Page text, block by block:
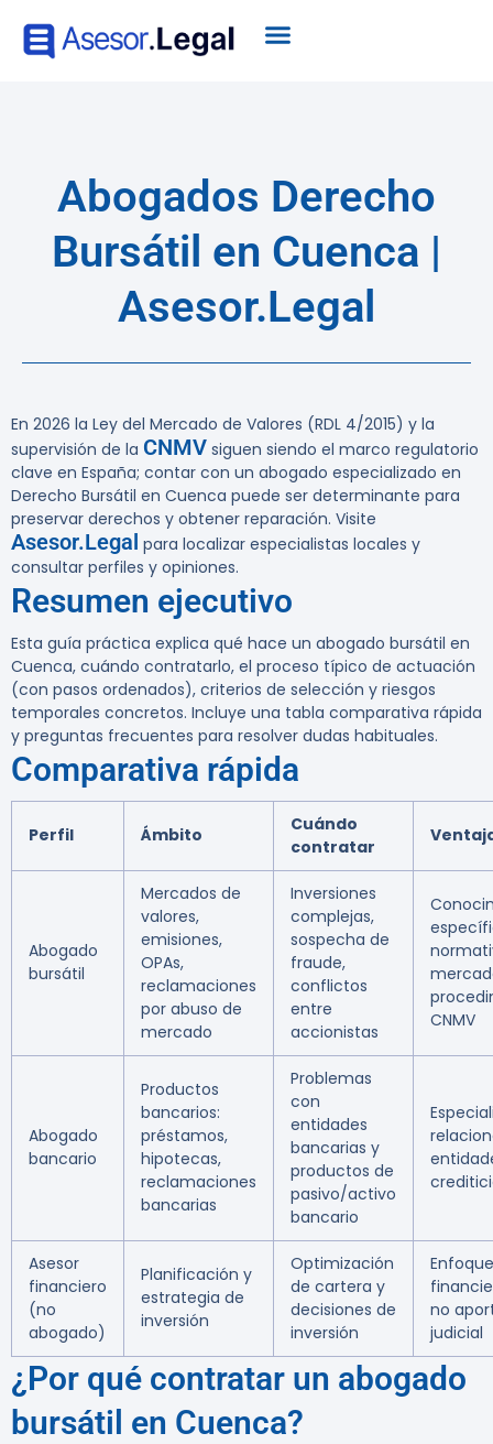
Abogados Derecho
Bursátil en Cuenca |
Asesor.Legal
En 2026 la Ley del Mercado de Valores (RDL 4/2015) y la
supervisión de la CNMV siguen siendo el marco regulatorio
clave en España; contar con un abogado especializado en
Derecho Bursátil en Cuenca puede ser determinante para
preservar derechos y obtener reparación. Visite
Asesor.Legal para localizar especialistas locales y
consultar perfiles y opiniones.
Resumen ejecutivo
Esta guía práctica explica qué hace un abogado bursátil en
Cuenca, cuándo contratarlo, el proceso típico de actuación
(con pasos ordenados), criterios de selección y riesgos
temporales concretos. Incluye una tabla comparativa rápida
y preguntas frecuentes para resolver dudas habituales.
Comparativa rápida
Perfil Ámbito
Cuándo
contratar
Abogado
bursátil
Mercados de
valores,
emisiones,
OPAs,
reclamaciones
por abuso de
mercado
Inversiones
complejas,
sospecha de
fraude,
conflictos
entre
accionistas
CNMV
Abogado
bancario
Productos
bancarios:
préstamos,
hipotecas,
reclamaciones
bancarias
Problemas
con
entidades
bancarias y
productos de
pasivo/activo
bancario
Asesor
financiero
(no
abogado)
Planificación y
estrategia de
inversión
Optimización
de cartera y
decisiones de
inversión
Enfoque
no
judicial
¿Por qué contratar un abogado
bursátil en Cuenca?